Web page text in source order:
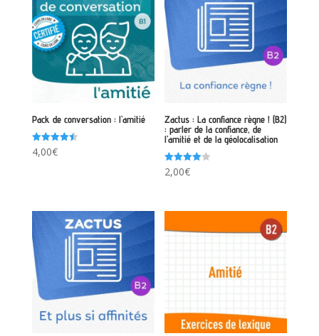
moyenne
Pack de conversation : l’amitié
Note
4.50
4,00€
Zactus : La confiance règne ! (B2)
: parler de la confiance, de
l’amitié et de la géolocalisation
Note
4.00
2,00€